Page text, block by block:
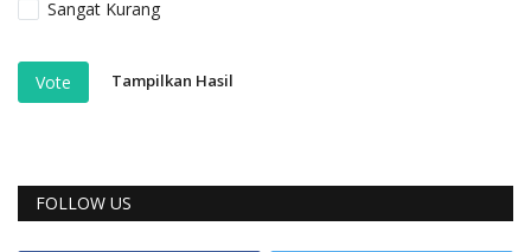
Sangat Kurang
Vote Tampilkan Hasil
FOLLOW US